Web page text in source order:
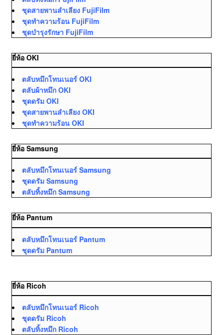
ชุดสายพานลำเลียง FujiFilm
ชุดทำความร้อน FujiFilm
ชุดบำรุงรักษา FujiFilm
ยี่ห้อ OKI
ตลับหมึกโทนเนอร์ OKI
ตลับผ้าหมึก OKI
ชุดดรัม OKI
ชุดสายพานลำเลียง OKI
ชุดทำความร้อน OKI
ยี่ห้อ Samsung
ตลับหมึกโทนเนอร์ Samsung
ชุดดรัม Samsung
ตลับทิ้งหมึก Samsung
ยี่ห้อ Pantum
ตลับหมึกโทนเนอร์ Pantum
ชุดดรัม Pantum
ยี่ห้อ Ricoh
ตลับหมึกโทนเนอร์ Ricoh
ชุดดรัม Ricoh
ตลับทิ้งหมึก Ricoh